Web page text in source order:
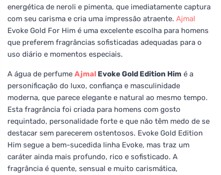
energética de neroli e pimenta, que imediatamente captura
com seu carisma e cria uma impressão atraente. Ajmal
Evoke Gold For Him é uma excelente escolha para homens
que preferem fragrâncias sofisticadas adequadas para o
uso diário e momentos especiais.
A água de perfume Ajmal Evoke Gold Edition Him é a
personificação do luxo, confiança e masculinidade
moderna, que parece elegante e natural ao mesmo tempo.
Esta fragrância foi criada para homens com gosto
requintado, personalidade forte e que não têm medo de se
destacar sem parecerem ostentosos. Evoke Gold Edition
Him segue a bem-sucedida linha Evoke, mas traz um
caráter ainda mais profundo, rico e sofisticado. A
fragrância é quente, sensual e muito carismática,